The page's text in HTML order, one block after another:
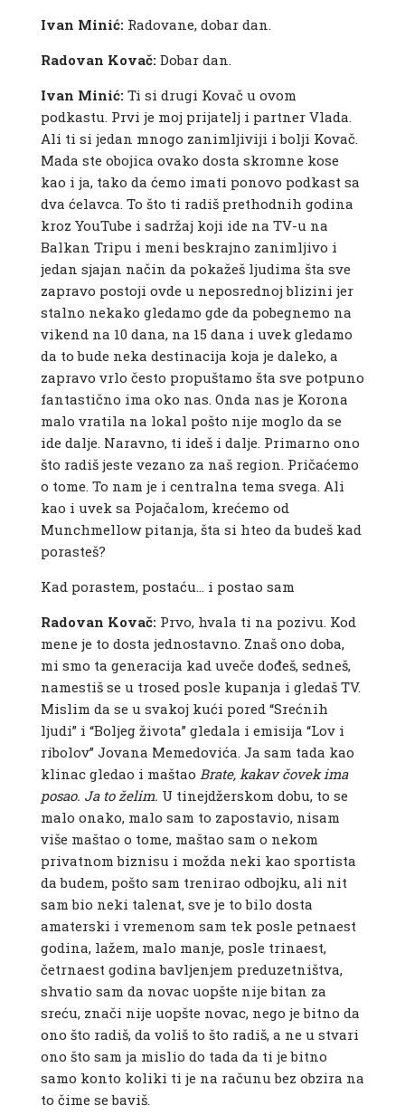
Ivan Minić:Radovane, dobar dan.
Radovan Kovač:Dobar dan.
Ivan Minić:Ti si drugi Kovač u ovom
podkastu. Prvi je moj prijatelj i partner Vlada.
Ali ti si jedan mnogo zanimljiviji i bolji Kovač.
Mada ste obojica ovako dosta skromne kose
kao i ja, tako da ćemo imati ponovo podkast sa
dva ćelavca. To što ti radiš prethodnih godina
kroz YouTube i sadržaj koji ide na TV-u na
Balkan Tripu i meni beskrajno zanimljivo i
jedan sjajan način da pokažeš ljudima šta sve
zapravo postoji ovde u neposrednoj blizini jer
stalno nekako gledamo gde da pobegnemo na
vikend na 10 dana, na 15 dana i uvek gledamo
da to bude neka destinacija koja je daleko, a
zapravo vrlo često propuštamo šta sve potpuno
fantastično ima oko nas. Onda nas je Korona
malo vratila na lokal pošto nije moglo da se
ide dalje. Naravno, ti ideš i dalje. Primarno ono
što radiš jeste vezano za naš region. Pričaćemo
o tome. To nam je i centralna tema svega. Ali
kao i uvek sa Pojačalom, krećemo od
Munchmellow pitanja, šta si hteo da budeš kad
porasteš?
Kad porastem, postaću… i postao sam
Radovan Kovač:Prvo, hvala ti na pozivu. Kod
mene je to dosta jednostavno. Znaš ono doba,
mi smo ta generacija kad uveče dođeš, sedneš,
namestiš se u trosed posle kupanja i gledaš TV.
Mislim da se u svakoj kući pored “Srećnih
ljudi” i “Boljeg života” gledala i emisija “Lov i
ribolov” Jovana Memedovića. Ja sam tada kao
klinac gledao i maštao Brate, kakav čovek ima
posao. Ja to želim. U tinejdžerskom dobu, to se
malo onako, malo sam to zapostavio, nisam
više maštao o tome, maštao sam o nekom
privatnom biznisu i možda neki kao sportista
da budem, pošto sam trenirao odbojku, ali nit
sam bio neki talenat, sve je to bilo dosta
amaterski i vremenom sam tek posle petnaest
godina, lažem, malo manje, posle trinaest,
četrnaest godina bavljenjem preduzetništva,
shvatio sam da novac uopšte nije bitan za
sreću, znači nije uopšte novac, nego je bitno da
ono što radiš, da voliš to što radiš, a ne u stvari
ono što sam ja mislio do tada da ti je bitno
samo konto koliki ti je na računu bez obzira na
to čime se baviš.